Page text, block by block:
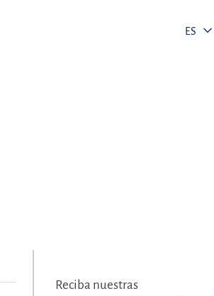
ES
Reciba nuestras